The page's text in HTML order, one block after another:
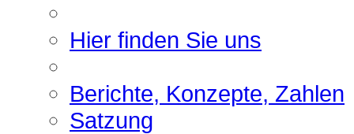
Hier finden Sie uns
Berichte, Konzepte, Zahlen
Satzung